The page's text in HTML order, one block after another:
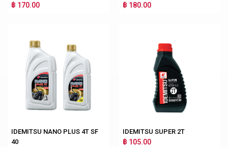
฿ 170.00 ฿ 180.00
IDEMITSU NANO PLUS 4T SF
40
IDEMITSU SUPER 2T
฿ 105.00